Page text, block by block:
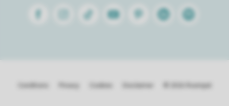
FacebookInstagram
Tiktok Youtube PinterestLinkedinSpotify